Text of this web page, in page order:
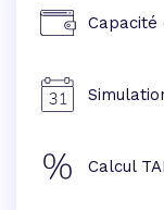
Capacité
Calcul